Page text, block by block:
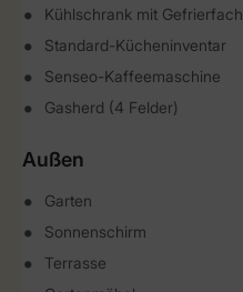
Kühlschrank mit Gefrierfach
Standard-Kücheninventar
Senseo-Kaffeemaschine
Gasherd (4 Felder)
Außen
Garten
Sonnenschirm
Terrasse